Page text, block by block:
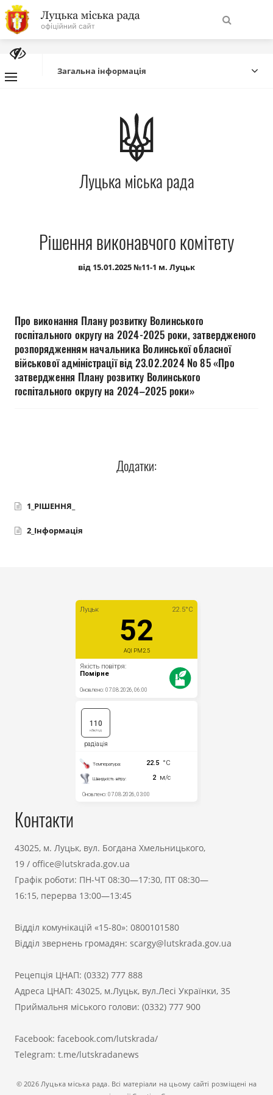
На
головну
Про місто
Міська влада
Міська рада
Публічна інформація
Документи
Загальна інформація
Луцька міська рада
Рішення виконавчого комітету
від 15.01.2025 №11-1 м. Луцьк
Про виконання Плану розвитку Волинського
госпітального округу на 2024-2025 роки, затвердженого
розпорядженням начальника Волинської обласної
військової адміністрації від 23.02.2024 № 85 «Про
затвердження Плану розвитку Волинського
госпітального округу на 2024–2025 роки»
Додатки:
1_РІШЕННЯ_
2_Інформація
Контакти
43025, м. Луцьк, вул. Богдана Хмельницького,
19 / office@lutskrada.gov.ua
Графік роботи: ПН-ЧТ 08:30—17:30, ПТ 08:30—
16:15, перерва 13:00—13:45
Відділ комунікацій «15-80»: 0800101580
Відділ звернень громадян: scargy@lutskrada.gov.ua
Рецепція ЦНАП: (0332) 777 888
Адреса ЦНАП: 43025, м.Луцьк, вул.Лесі Українки, 35
Приймальня міського голови: (0332) 777 900
Facebook: facebook.com/lutskrada/
Telegram: t.me/lutskradanews
© 2026 Луцька міська рада. Всі матеріали на цьому сайті розміщені на